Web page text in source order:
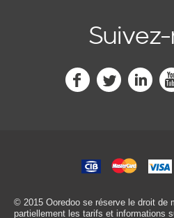
© 2015 Ooredoo se réserve le droit de
partiellement les tarifs et informations